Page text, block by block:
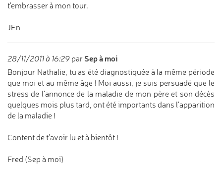
t'embrasser à mon tour.
JEn
28/11/2011 à 16:29 par Sep à moi
Bonjour Nathalie, tu as été diagnostiquée à la même période
que moi et au même âge ! Moi aussi, je suis persuadé que le
stress de l'annonce de la maladie de mon père et son décès
quelques mois plus tard, ont été importants dans l'apparition
de la maladie !
Content de t'avoir lu et à bientôt !
Fred (Sep à moi)